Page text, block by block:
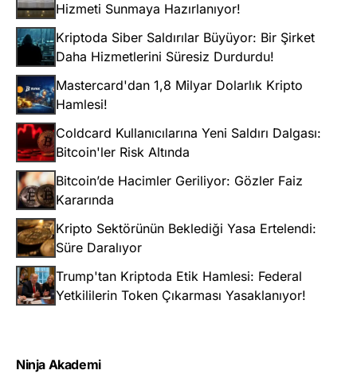
Hizmeti Sunmaya Hazırlanıyor!
Kriptoda Siber Saldırılar Büyüyor: Bir Şirket
Daha Hizmetlerini Süresiz Durdurdu!
Mastercard'dan 1,8 Milyar Dolarlık Kripto
Hamlesi!
Coldcard Kullanıcılarına Yeni Saldırı Dalgası:
Bitcoin'ler Risk Altında
Bitcoin’de Hacimler Geriliyor: Gözler Faiz
Kararında
Kripto Sektörünün Beklediği Yasa Ertelendi:
Süre Daralıyor
Trump'tan Kriptoda Etik Hamlesi: Federal
Yetkililerin Token Çıkarması Yasaklanıyor!
Ninja Akademi